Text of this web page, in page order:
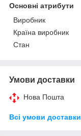
Основні атрибути
Виробник
Країна виробник
Стан
Умови доставки
Нова Пошта
Всі умови доставки